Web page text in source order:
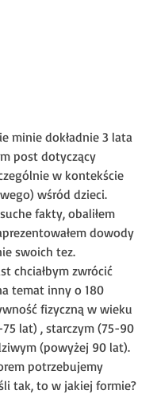
minie dokładnie 3 lata
post dotyczący
w kontekście
wśród dzieci.
fakty, obaliłem
dowody
swoich tez.
chciałbym zwrócić
temat inny o 180
fizyczną w wieku
lat) , starczym (75-90
(powyżej 90 lat).
potrzebujemy
tak, to w jakiej formie?